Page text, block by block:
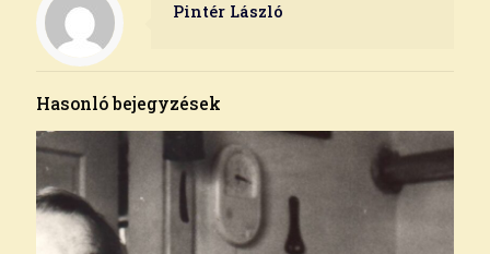
Pintér László
Hasonló bejegyzések